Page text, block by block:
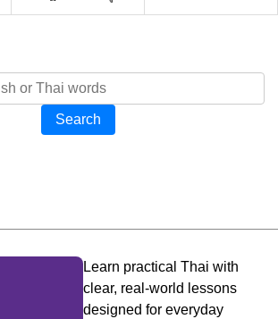
Search
Learn practical Thai with
clear, real-world lessons
designed for everyday